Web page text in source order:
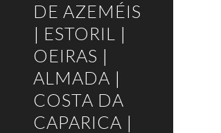
DE AZEMÉIS
| ESTORIL |
OEIRAS |
ALMADA |
COSTA DA
CAPARICA |